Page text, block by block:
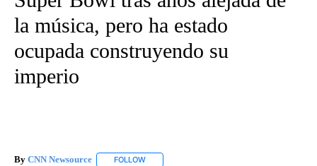
la música, pero ha estado
ocupada construyendo su
imperio
By CNN Newsource FOLLOW